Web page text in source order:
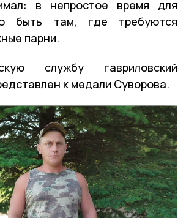
в непростое время для
быть там, где требуются
парни.
службу гавриловский
к медали Суворова.